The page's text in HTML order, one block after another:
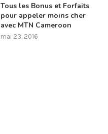
Tous les Bonus et Forfaits
pour appeler moins cher
avec MTN Cameroon
mai 23, 2016